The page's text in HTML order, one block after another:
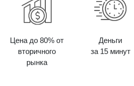
Цена до 80% от
вторичного
рынка
Деньги
за 15 минут